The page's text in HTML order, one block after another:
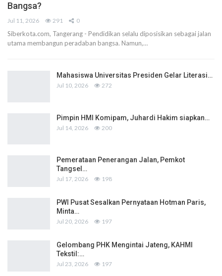
Bangsa?
Jul 11, 2026 291 0
Siberkota.com, Tangerang - Pendidikan selalu diposisikan sebagai jalan
utama membangun peradaban bangsa. Namun,…
Mahasiswa Universitas Presiden Gelar Literasi…
Jul 10, 2026 272
Pimpin HMI Komipam, Juhardi Hakim siapkan…
Jul 14, 2026 200
Pemerataan Penerangan Jalan, Pemkot
Tangsel…
Jul 17, 2026 198
PWI Pusat Sesalkan Pernyataan Hotman Paris,
Minta…
Jul 20, 2026 197
Gelombang PHK Mengintai Jateng, KAHMI
Tekstil:…
Jul 23, 2026 197